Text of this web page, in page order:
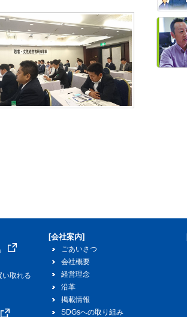
い取れる
[会社案内]
ごあいさつ
会社概要
経営理念
沿革
掲載情報
SDGsへの取り組み